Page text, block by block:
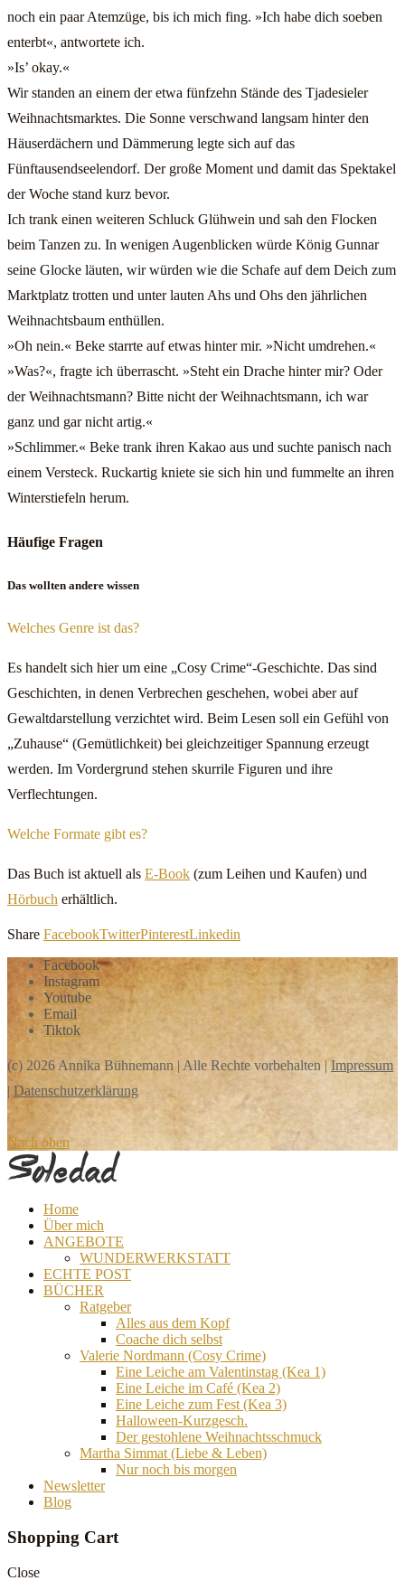
noch ein paar Atemzüge, bis ich mich fing. »Ich habe dich soeben
enterbt«, antwortete ich.
»Is’ okay.«
Wir standen an einem der etwa fünfzehn Stände des Tjadesieler
Weihnachtsmarktes. Die Sonne verschwand langsam hinter den
Häuserdächern und Dämmerung legte sich auf das
Fünftausendseelendorf. Der große Moment und damit das Spektakel
der Woche stand kurz bevor.
Ich trank einen weiteren Schluck Glühwein und sah den Flocken
beim Tanzen zu. In wenigen Augenblicken würde König Gunnar
seine Glocke läuten, wir würden wie die Schafe auf dem Deich zum
Marktplatz trotten und unter lauten Ahs und Ohs den jährlichen
Weihnachtsbaum enthüllen.
»Oh nein.« Beke starrte auf etwas hinter mir. »Nicht umdrehen.«
»Was?«, fragte ich überrascht. »Steht ein Drache hinter mir? Oder
der Weihnachtsmann? Bitte nicht der Weihnachtsmann, ich war
ganz und gar nicht artig.«
»Schlimmer.« Beke trank ihren Kakao aus und suchte panisch nach
einem Versteck. Ruckartig kniete sie sich hin und fummelte an ihren
Winterstiefeln herum.
Häufige Fragen
Das wollten andere wissen
Welches Genre ist das?
Es handelt sich hier um eine „Cosy Crime“-Geschichte. Das sind
Geschichten, in denen Verbrechen geschehen, wobei aber auf
Gewaltdarstellung verzichtet wird. Beim Lesen soll ein Gefühl von
„Zuhause“ (Gemütlichkeit) bei gleichzeitiger Spannung erzeugt
werden. Im Vordergrund stehen skurrile Figuren und ihre
Verflechtungen.
Welche Formate gibt es?
Das Buch ist aktuell als E-Book (zum Leihen und Kaufen) und
Hörbuch erhältlich.
Share FacebookTwitterPinterestLinkedin
Facebook
Instagram
Youtube
Email
Tiktok
(c) 2026 Annika Bühnemann | Alle Rechte vorbehalten |Impressum
Datenschutzerklärung
Nach oben
Home
Über mich
ANGEBOTE
WUNDERWERKSTATT
ECHTE POST
BÜCHER
Ratgeber
Alles aus dem Kopf
Coache dich selbst
Valerie Nordmann (Cosy Crime)
Eine Leiche am Valentinstag (Kea 1)
Eine Leiche im Café (Kea 2)
Eine Leiche zum Fest (Kea 3)
Halloween-Kurzgesch.
Der gestohlene Weihnachtsschmuck
Martha Simmat (Liebe & Leben)
Nur noch bis morgen
Newsletter
Blog
Shopping Cart
Close